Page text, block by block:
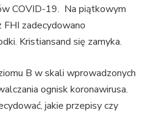
COVID-19. Na piątkowym
FHI zadecydowano
Kristiansand się zamyka.
B w skali wprowadzonych
ognisk koronawirusa.
jakie przepisy czy